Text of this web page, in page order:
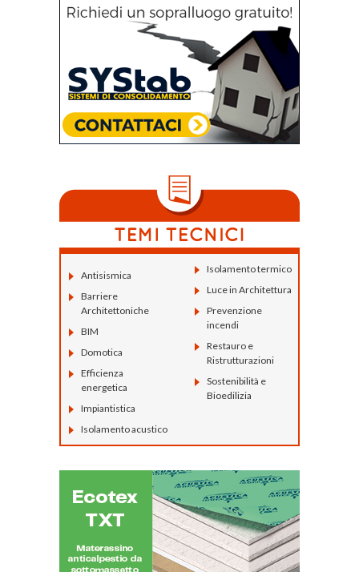
Antisismica
Barriere
Architettoniche
BIM
Domotica
Efficienza
energetica
Impiantistica
Isolamento acustico
Isolamento termico
Luce in Architettura
Prevenzione
incendi
Restauro e
Ristrutturazioni
Sostenibilità e
Bioedilizia